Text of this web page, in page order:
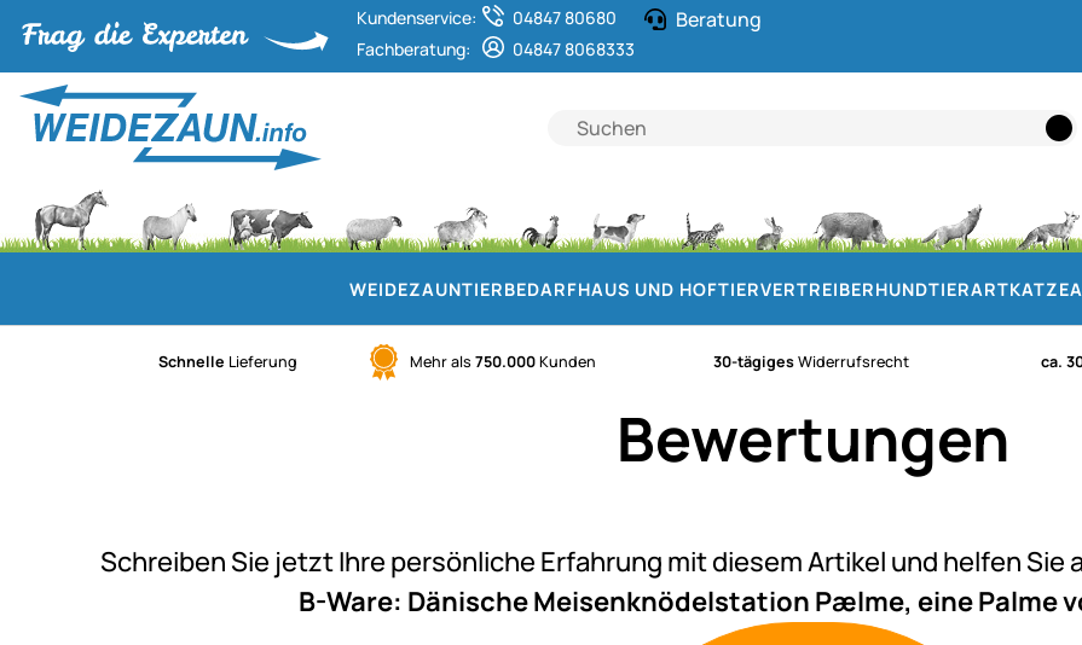
Kundenservice:
04847 80680
Fachberatung:
04847 8068333
Beratung
WEIDEZAUNTIERBEDARFHAUS UND HOFTIERVERTREIBERHUNDTIERARTKATZE
Schnelle Lieferung Mehr als 750.000Kunden 30-tägigesWiderrufsrecht ca.
Bewertungen
Schreiben Sie jetzt Ihre persönliche Erfahrung mit diesem Artikel und helfen
B-Ware: Dänische Meisenknödelstation Pælme, eine Palme